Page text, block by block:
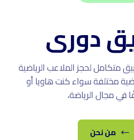
دورى
متكامل لحجز الملاعب الرياضية
مختلفة سواء كنت هاويا أو
في مجال الرياضة،
من نحن